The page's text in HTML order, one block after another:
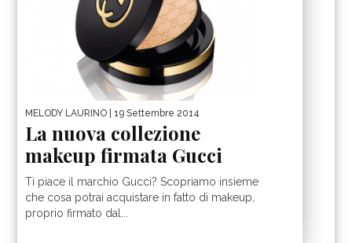
MELODY LAURINO | 19 Settembre 2014
La nuova collezione
makeup firmata Gucci
Ti piace il marchio Gucci? Scopriamo insieme
che cosa potrai acquistare in fatto di makeup,
proprio firmato dal...